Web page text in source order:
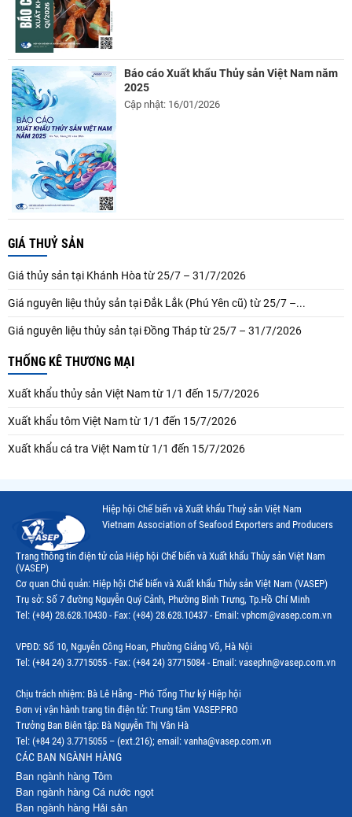
Báo cáo Xuất khẩu Thủy sản Việt Nam năm
2025
Cập nhật: 16/01/2026
GIÁ THUỶ SẢN
Giá thủy sản tại Khánh Hòa từ 25/7 – 31/7/2026
Giá nguyên liệu thủy sản tại Đắk Lắk (Phú Yên cũ) từ 25/7 –...
Giá nguyên liệu thủy sản tại Đồng Tháp từ 25/7 – 31/7/2026
THỐNG KÊ THƯƠNG MẠI
Xuất khẩu thủy sản Việt Nam từ 1/1 đến 15/7/2026
Xuất khẩu tôm Việt Nam từ 1/1 đến 15/7/2026
Xuất khẩu cá tra Việt Nam từ 1/1 đến 15/7/2026
Hiệp hội Chế biến và Xuất khẩu Thuỷ sản Việt Nam
Vietnam Association of Seafood Exporters and Producers
Trang thông tin điện tử của Hiệp hội Chế biến và Xuất khẩu Thủy sản Việt Nam
(VASEP)
Cơ quan Chủ quản: Hiệp hội Chế biến và Xuất khẩu Thủy sản Việt Nam (VASEP)
Trụ sở: Số 7 đường Nguyễn Quý Cảnh, Phường Bình Trưng, Tp.Hồ Chí Minh
Tel: (+84) 28.628.10430 - Fax: (+84) 28.628.10437 - Email: vphcm@vasep.com.vn
VPĐD: Số 10, Nguyễn Công Hoan, Phường Giảng Võ, Hà Nội
Tel: (+84 24) 3.7715055 - Fax: (+84 24) 37715084 - Email: vasephn@vasep.com.vn
Chịu trách nhiệm: Bà Lê Hằng - Phó Tổng Thư ký Hiệp hội
Đơn vị vận hành trang tin điện tử: Trung tâm VASEP.PRO
Trưởng Ban Biên tập: Bà Nguyễn Thị Vân Hà
Tel: (+84 24) 3.7715055 – (ext.216); email: vanha@vasep.com.vn
CÁC BAN NGÀNH HÀNG
Ban ngành hàng Tôm
Ban ngành hàng Cá nước ngọt
Ban ngành hàng Hải sản